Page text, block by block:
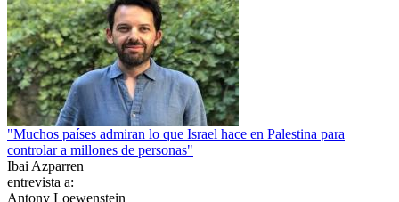
"Muchos países admiran lo que Israel hace en Palestina para
controlar a millones de personas"
Ibai Azparren
entrevista a:
Antony Loewenstein